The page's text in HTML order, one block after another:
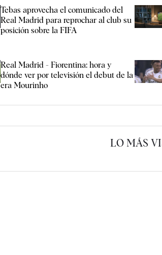
Tebas aprovecha el comunicado del
Real Madrid para reprochar al club su
posición sobre la FIFA
Real Madrid - Fiorentina: hora y
dónde ver por televisión el debut de la
era Mourinho
LO MÁS